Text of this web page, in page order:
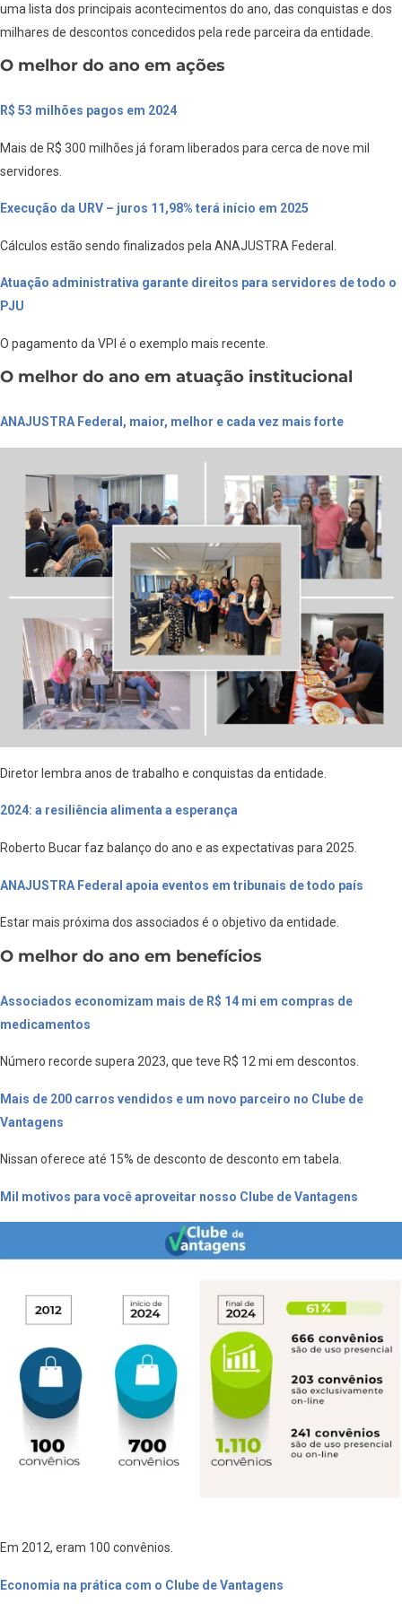
uma lista dos principais acontecimentos do ano, das conquistas e dos
milhares de descontos concedidos pela rede parceira da entidade.
O melhor do ano em ações
R$ 53 milhões pagos em 2024
Mais de R$ 300 milhões já foram liberados para cerca de nove mil
servidores.
Execução da URV – juros 11,98% terá início em 2025
Cálculos estão sendo finalizados pela ANAJUSTRA Federal.
Atuação administrativa garante direitos para servidores de todo o
PJU
O pagamento da VPI é o exemplo mais recente.
O melhor do ano em atuação institucional
ANAJUSTRA Federal, maior, melhor e cada vez mais forte
Diretor lembra anos de trabalho e conquistas da entidade.
2024: a resiliência alimenta a esperança
Roberto Bucar faz balanço do ano e as expectativas para 2025.
ANAJUSTRA Federal apoia eventos em tribunais de todo país
Estar mais próxima dos associados é o objetivo da entidade.
O melhor do ano em benefícios
Associados economizam mais de R$ 14 mi em compras de
medicamentos
Número recorde supera 2023, que teve R$ 12 mi em descontos.
Mais de 200 carros vendidos e um novo parceiro no Clube de
Vantagens
Nissan oferece até 15% de desconto de desconto em tabela.
Mil motivos para você aproveitar nosso Clube de Vantagens
Em 2012, eram 100 convênios.
Economia na prática com o Clube de Vantagens